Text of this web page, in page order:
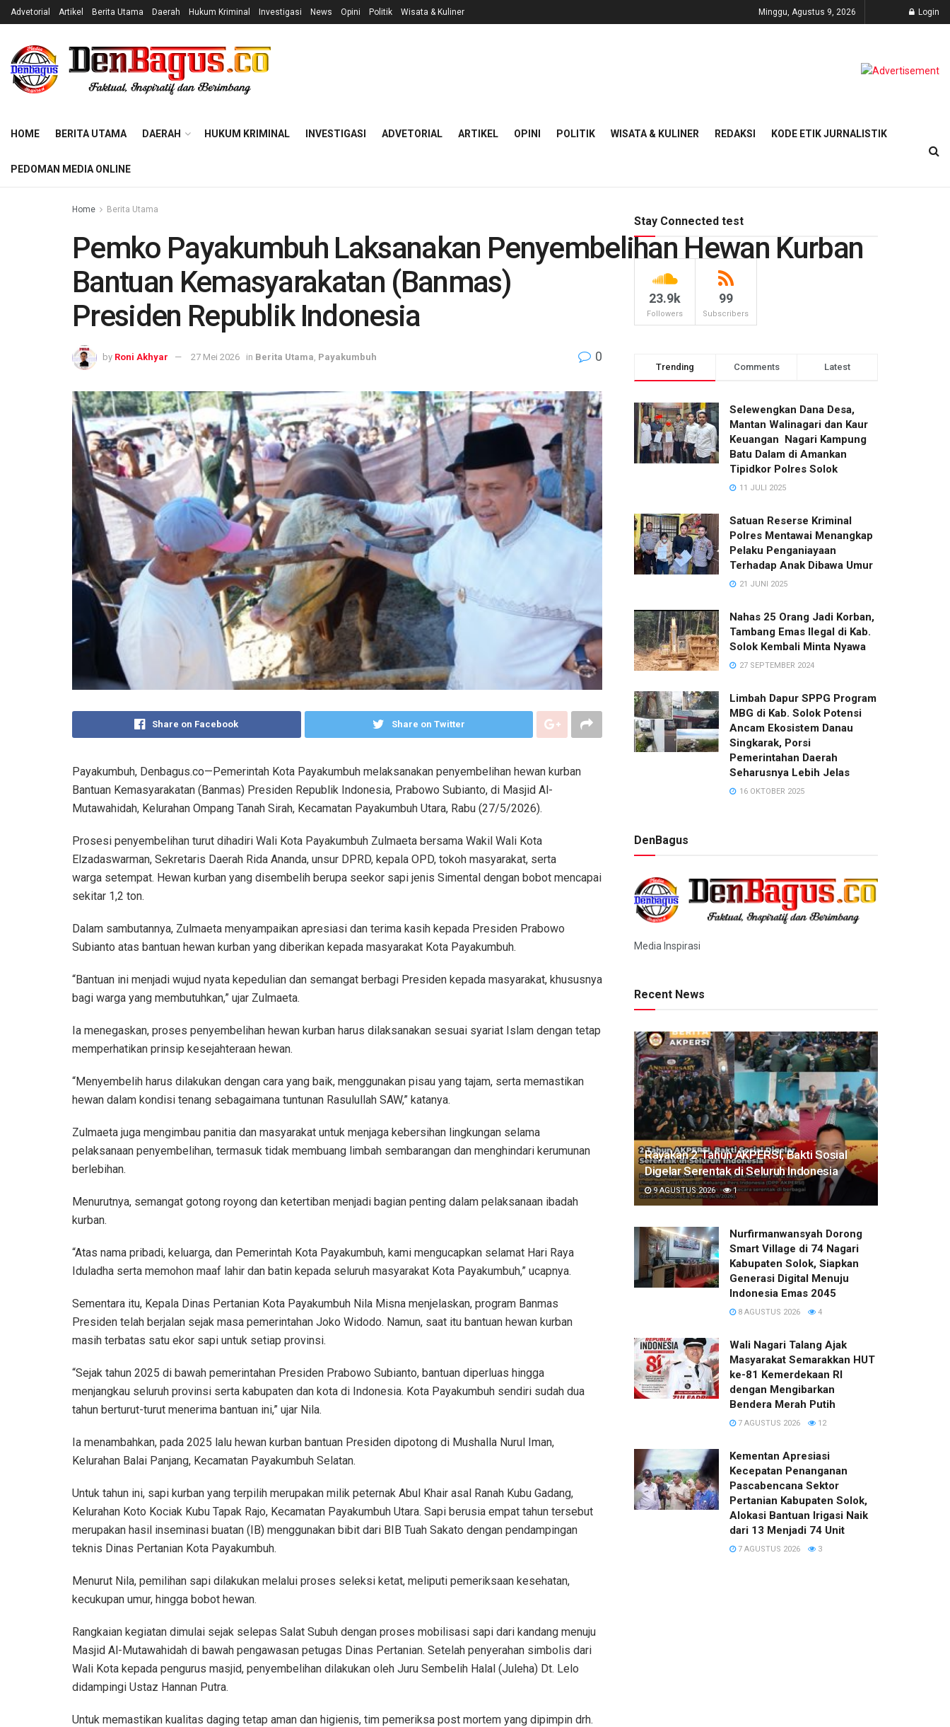
Advetorial Artikel Berita Utama Daerah Hukum Kriminal Investigasi News Opini Politik Wisata & Kuliner Minggu, Agustus 9, 2026 Login
HOME BERITA UTAMA DAERAH HUKUM KRIMINAL INVESTIGASI ADVETORIAL ARTIKEL OPINI POLITIK WISATA & KULINER REDAKSI KODE ETIK JURNALISTIK
PEDOMAN MEDIA ONLINE
Home Berita Utama
Pemko Payakumbuh Laksanakan Penyembelihan Hewan Kurban
Bantuan Kemasyarakatan (Banmas)
Presiden Republik Indonesia
by Roni Akhyar 27 Mei 2026 in Berita Utama Payakumbuh 0
Share on Facebook Share on Twitter
Payakumbuh, Denbagus.co—Pemerintah Kota Payakumbuh melaksanakan penyembelihan hewan kurban
Bantuan Kemasyarakatan (Banmas) Presiden Republik Indonesia, Prabowo Subianto, di Masjid Al-
Mutawahidah, Kelurahan Ompang Tanah Sirah, Kecamatan Payakumbuh Utara, Rabu (27/5/2026).
Prosesi penyembelihan turut dihadiri Wali Kota Payakumbuh Zulmaeta bersama Wakil Wali Kota
Elzadaswarman, Sekretaris Daerah Rida Ananda, unsur DPRD, kepala OPD, tokoh masyarakat, serta
warga setempat. Hewan kurban yang disembelih berupa seekor sapi jenis Simental dengan bobot mencapai
sekitar 1,2 ton.
Dalam sambutannya, Zulmaeta menyampaikan apresiasi dan terima kasih kepada Presiden Prabowo
Subianto atas bantuan hewan kurban yang diberikan kepada masyarakat Kota Payakumbuh.
“Bantuan ini menjadi wujud nyata kepedulian dan semangat berbagi Presiden kepada masyarakat, khususnya
bagi warga yang membutuhkan,” ujar Zulmaeta.
Ia menegaskan, proses penyembelihan hewan kurban harus dilaksanakan sesuai syariat Islam dengan tetap
memperhatikan prinsip kesejahteraan hewan.
“Menyembelih harus dilakukan dengan cara yang baik, menggunakan pisau yang tajam, serta memastikan
hewan dalam kondisi tenang sebagaimana tuntunan Rasulullah SAW,” katanya.
Zulmaeta juga mengimbau panitia dan masyarakat untuk menjaga kebersihan lingkungan selama
pelaksanaan penyembelihan, termasuk tidak membuang limbah sembarangan dan menghindari kerumunan
berlebihan.
Menurutnya, semangat gotong royong dan ketertiban menjadi bagian penting dalam pelaksanaan ibadah
kurban.
“Atas nama pribadi, keluarga, dan Pemerintah Kota Payakumbuh, kami mengucapkan selamat Hari Raya
Iduladha serta memohon maaf lahir dan batin kepada seluruh masyarakat Kota Payakumbuh,” ucapnya.
Sementara itu, Kepala Dinas Pertanian Kota Payakumbuh Nila Misna menjelaskan, program Banmas
Presiden telah berjalan sejak masa pemerintahan Joko Widodo. Namun, saat itu bantuan hewan kurban
masih terbatas satu ekor sapi untuk setiap provinsi.
“Sejak tahun 2025 di bawah pemerintahan Presiden Prabowo Subianto, bantuan diperluas hingga
menjangkau seluruh provinsi serta kabupaten dan kota di Indonesia. Kota Payakumbuh sendiri sudah dua
tahun berturut-turut menerima bantuan ini,” ujar Nila.
Ia menambahkan, pada 2025 lalu hewan kurban bantuan Presiden dipotong di Mushalla Nurul Iman,
Kelurahan Balai Panjang, Kecamatan Payakumbuh Selatan.
Untuk tahun ini, sapi kurban yang terpilih merupakan milik peternak Abul Khair asal Ranah Kubu Gadang,
Kelurahan Koto Kociak Kubu Tapak Rajo, Kecamatan Payakumbuh Utara. Sapi berusia empat tahun tersebut
merupakan hasil inseminasi buatan (IB) menggunakan bibit dari BIB Tuah Sakato dengan pendampingan
teknis Dinas Pertanian Kota Payakumbuh.
Menurut Nila, pemilihan sapi dilakukan melalui proses seleksi ketat, meliputi pemeriksaan kesehatan,
kecukupan umur, hingga bobot hewan.
Rangkaian kegiatan dimulai sejak selepas Salat Subuh dengan proses mobilisasi sapi dari kandang menuju
Masjid Al-Mutawahidah di bawah pengawasan petugas Dinas Pertanian. Setelah penyerahan simbolis dari
Wali Kota kepada pengurus masjid, penyembelihan dilakukan oleh Juru Sembelih Halal (Juleha) Dt. Lelo
didampingi Ustaz Hannan Putra.
Untuk memastikan kualitas daging tetap aman dan higienis, tim pemeriksa post mortem yang dipimpin drh.
Stay Connected test
23.9k
Followers
99
Subscribers
Trending Comments Latest
Selewengkan Dana Desa,
Mantan Walinagari dan Kaur
Keuangan Nagari Kampung
Batu Dalam di Amankan
Tipidkor Polres Solok
11 JULI 2025
Satuan Reserse Kriminal
Polres Mentawai Menangkap
Pelaku Penganiayaan
Terhadap Anak Dibawa Umur
21 JUNI 2025
Nahas 25 Orang Jadi Korban,
Tambang Emas Ilegal di Kab.
Solok Kembali Minta Nyawa
27 SEPTEMBER 2024
Limbah Dapur SPPG Program
MBG di Kab. Solok Potensi
Ancam Ekosistem Danau
Singkarak, Porsi
Pemerintahan Daerah
Seharusnya Lebih Jelas
16 OKTOBER 2025
DenBagus
Media Inspirasi
Recent News
Rayakan 2 Tahun AKPERSI, Bakti Sosial
Digelar Serentak di Seluruh Indonesia
9 AGUSTUS 2026 1
Nurfirmanwansyah Dorong
Smart Village di 74 Nagari
Kabupaten Solok, Siapkan
Generasi Digital Menuju
Indonesia Emas 2045
8 AGUSTUS 2026 4
Wali Nagari Talang Ajak
Masyarakat Semarakkan HUT
ke-81 Kemerdekaan RI
dengan Mengibarkan
Bendera Merah Putih
7 AGUSTUS 2026 12
Kementan Apresiasi
Kecepatan Penanganan
Pascabencana Sektor
Pertanian Kabupaten Solok,
Alokasi Bantuan Irigasi Naik
dari 13 Menjadi 74 Unit
7 AGUSTUS 2026 3